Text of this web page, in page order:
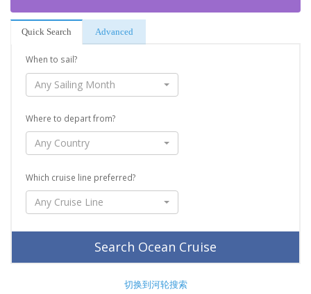
Quick Search Advanced
When to sail?
Any Sailing Month
Where to depart from?
Any Country
Which cruise line preferred?
Any Cruise Line
Search Ocean Cruise
切换到河轮搜索